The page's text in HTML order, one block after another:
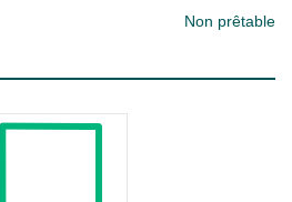
Non prêtable